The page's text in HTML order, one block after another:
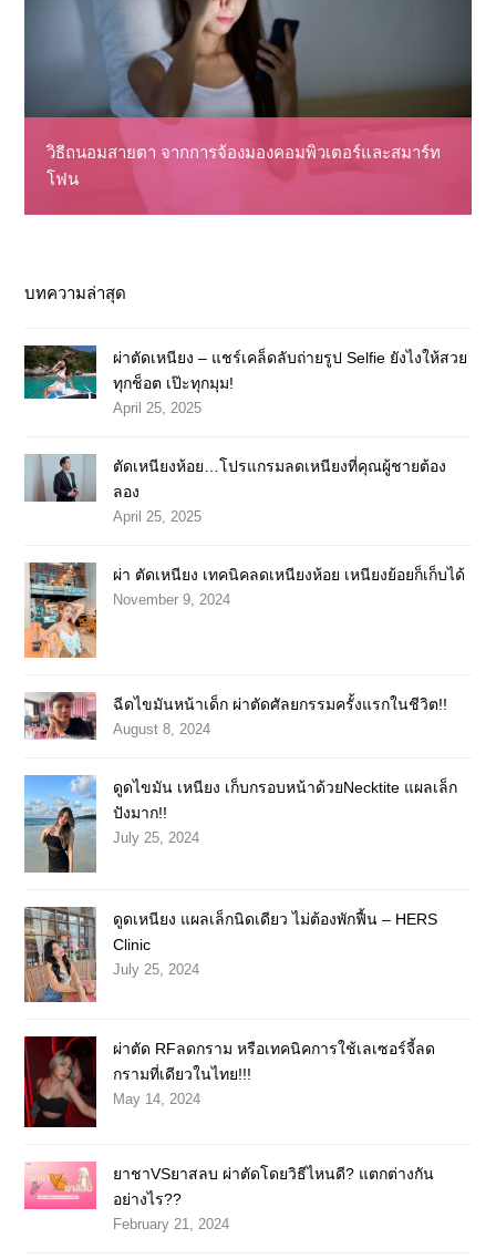
วิธีถนอมสายตา จากการจ้องมองคอมพิวเตอร์และสมาร์ท
โฟน
บทความล่าสุด
ผ่าตัดเหนียง – แชร์เคล็ดลับถ่ายรูป Selfie ยังไงให้สวย
ทุกช็อต เป๊ะทุกมุม!
April 25, 2025
ตัดเหนียงห้อย…โปรแกรมลดเหนียงที่คุณผู้ชายต้อง
ลอง
April 25, 2025
ผ่า ตัดเหนียง เทคนิคลดเหนียงห้อย เหนียงย้อยก็เก็บได้
November 9, 2024
ฉีดไขมันหน้าเด็ก ผ่าตัดศัลยกรรมครั้งแรกในชีวิต!!
August 8, 2024
ดูดไขมัน เหนียง เก็บกรอบหน้าด้วยNecktite แผลเล็ก
ปังมาก!!
July 25, 2024
ดูดเหนียง แผลเล็กนิดเดียว ไม่ต้องพักฟื้น – HERS
Clinic
July 25, 2024
ผ่าตัด RFลดกราม หรือเทคนิคการใช้เลเซอร์จี้ลด
กรามที่เดียวในไทย!!!
May 14, 2024
ยาชาVSยาสลบ ผ่าตัดโดยวิธีไหนดี? แตกต่างกัน
อย่างไร??
February 21, 2024